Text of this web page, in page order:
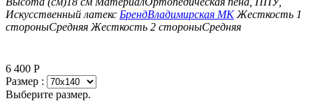
Искусственный латекс БрендВладимирская МК Жесткость 1
стороныСредняя Жесткость 2 стороныСредняя
6 400 Р
Размер :
Выберите размер.